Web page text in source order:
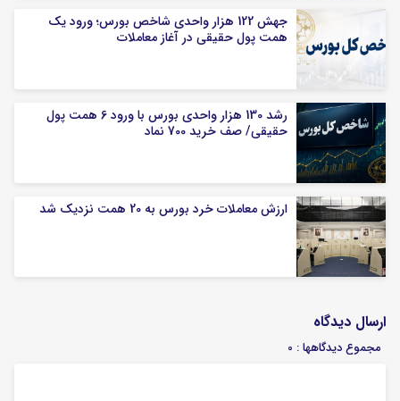
جهش 122 هزار واحدی شاخص بورس؛ ورود یک
همت پول حقیقی در آغاز معاملات
رشد 130 هزار واحدی بورس با ورود 6 همت پول
حقیقی/ صف خرید 700 نماد
ارزش معاملات خرد بورس به 20 همت نزدیک شد
ارسال دیدگاه
مجموع دیدگاهها : 0